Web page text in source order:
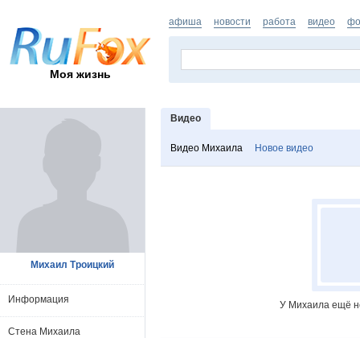
Моя жизнь
афиша новости работа видео
Видео
Видео Михаила Новое видео
У Михаила ещё
Михаил Троицкий
Информация
Стена Михаила